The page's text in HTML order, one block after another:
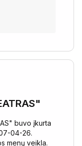
buvo įkurta
04-26.
menų veikla.